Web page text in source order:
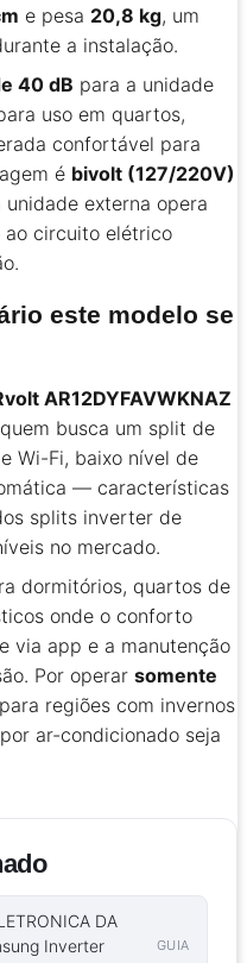
e pesa 20,8 kg, um
a instalação.
40 dB para a unidade
uso em quartos,
confortável para
é bivolt (127/220V)
externa opera
ao circuito elétrico
este modelo se
AR12DYFAVWKNAZ
busca um split de
Wi-Fi, baixo nível de
— características
splits inverter de
no mercado.
dormitórios, quartos de
onde o conforto
via app e a manutenção
Por operar somente
regiões com invernos
ar-condicionado seja
DA
Inverter
GUIA